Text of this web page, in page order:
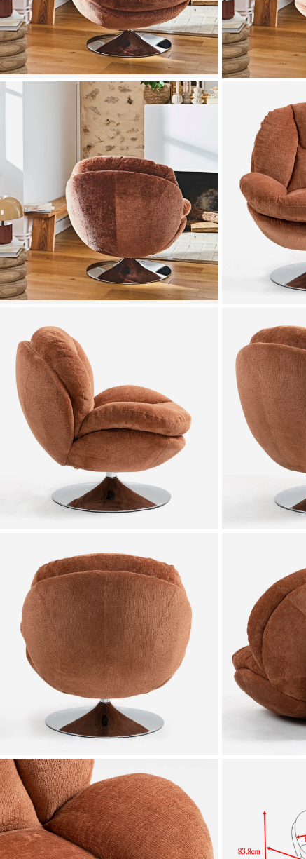
Zoomer sur l'image Zoomer sur l'image
Zoomer sur l'image Zoomer sur l'image
Zoomer sur l'image Zoomer sur l'image